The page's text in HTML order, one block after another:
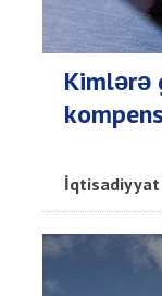
Kimlərə
İqtisadiyyat